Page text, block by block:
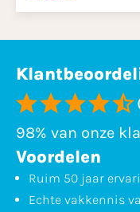
98% van onze
Voordelen
Ruim 50 jaar
Echte vakkennis